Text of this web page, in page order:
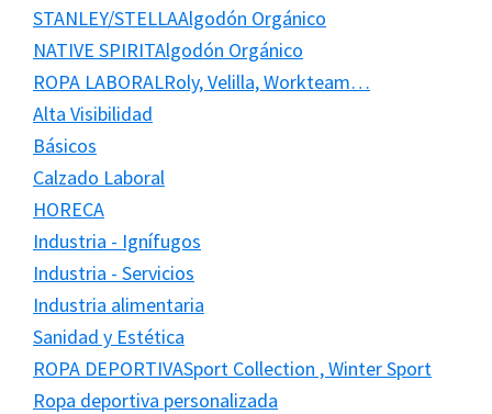
STANLEY/STELLAAlgodón Orgánico
NATIVE SPIRITAlgodón Orgánico
ROPA LABORALRoly, Velilla, Workteam…
Alta Visibilidad
Básicos
Calzado Laboral
HORECA
Industria - Ignífugos
Industria - Servicios
Industria alimentaria
Sanidad y Estética
ROPA DEPORTIVASport Collection , Winter Sport
Ropa deportiva personalizada